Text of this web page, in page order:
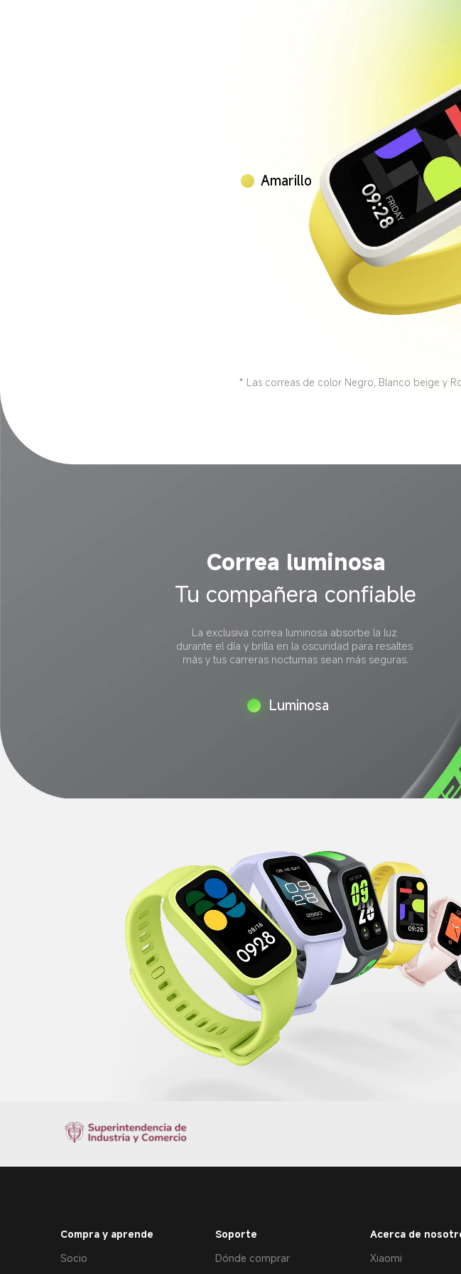
Amarillo
* Las correas de color Negro, Blanco beige y
Correa luminosa
Tu compañera confiable
La exclusiva correa luminosa absorbe la luz
durante el día y brilla en la oscuridad para resaltes
más y tus carreras nocturnas sean más seguras.
Luminosa
Compra y aprende
Socio
Soporte
Dónde comprar
Acerca de
Xiaomi